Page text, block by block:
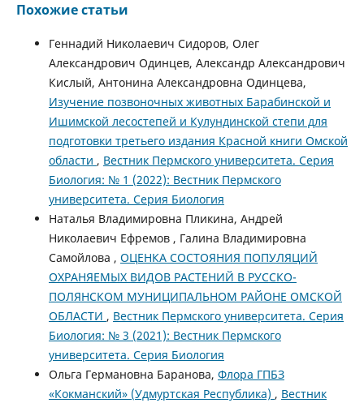
Похожие статьи
Геннадий Николаевич Сидоров, Олег
Александрович Одинцев, Александр Александрович
Кислый, Антонина Александровна Одинцева,
Изучение позвоночных животных Барабинской и
Ишимской лесостепей и Кулундинской степи для
подготовки третьего издания Красной книги Омской
области , Вестник Пермского университета. Серия
Биология: № 1 (2022): Вестник Пермского
университета. Серия Биология
Наталья Владимировна Пликина, Андрей
Николаевич Ефремов , Галина Владимировна
Самойлова , ОЦЕНКА СОСТОЯНИЯ ПОПУЛЯЦИЙ
ОХРАНЯЕМЫХ ВИДОВ РАСТЕНИЙ В РУССКО-
ПОЛЯНСКОМ МУНИЦИПАЛЬНОМ РАЙОНЕ ОМСКОЙ
ОБЛАСТИ , Вестник Пермского университета. Серия
Биология: № 3 (2021): Вестник Пермского
университета. Серия Биология
Ольга Германовна Баранова, Флора ГПБЗ
«Кокманский» (Удмуртская Республика) , Вестник